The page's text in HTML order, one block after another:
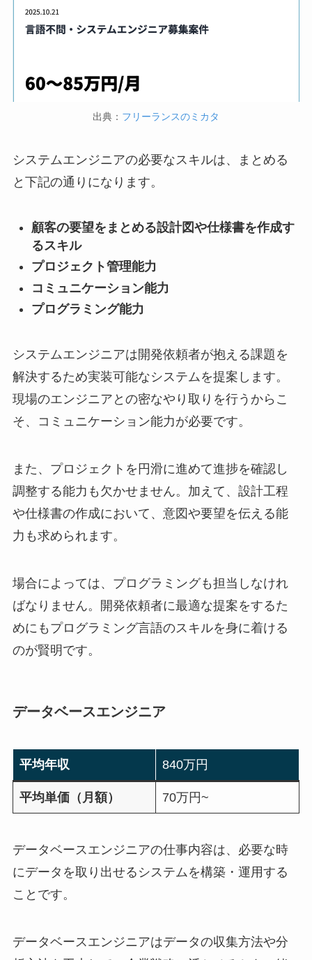
出典： フリーランスのミカタ
システムエンジニアの必要なスキルは、まとめる
と下記の通りになります。
顧客の要望をまとめる設計図や仕様書を作成す
るスキル
プロジェクト管理能力
コミュニケーション能力
プログラミング能力
システムエンジニアは開発依頼者が抱える課題を
解決するため実装可能なシステムを提案します。
現場のエンジニアとの密なやり取りを行うからこ
そ、コミュニケーション能力が必要です。
また、プロジェクトを円滑に進めて進捗を確認し
調整する能力も欠かせません。加えて、設計工程
や仕様書の作成において、意図や要望を伝える能
力も求められます。
場合によっては、プログラミングも担当しなけれ
ばなりません。開発依頼者に最適な提案をするた
めにもプログラミング言語のスキルを身に着ける
のが賢明です。
データベースエンジニア
平均年収 840万円
平均単価（月額） 70万円~
データベースエンジニアの仕事内容は、必要な時
にデータを取り出せるシステムを構築・運用する
ことです。
データベースエンジニアはデータの収集方法や分